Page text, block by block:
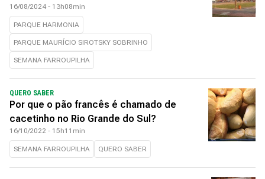
16/08/2024 - 13h08min
PARQUE HARMONIA
PARQUE MAURÍCIO SIROTSKY SOBRINHO
SEMANA FARROUPILHA
QUERO SABER
Por que o pão francês é chamado de
cacetinho no Rio Grande do Sul?
16/10/2022 - 15h11min
SEMANA FARROUPILHA QUERO SABER